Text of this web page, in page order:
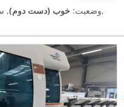
وضعیت: خوب (دست دوم), ,